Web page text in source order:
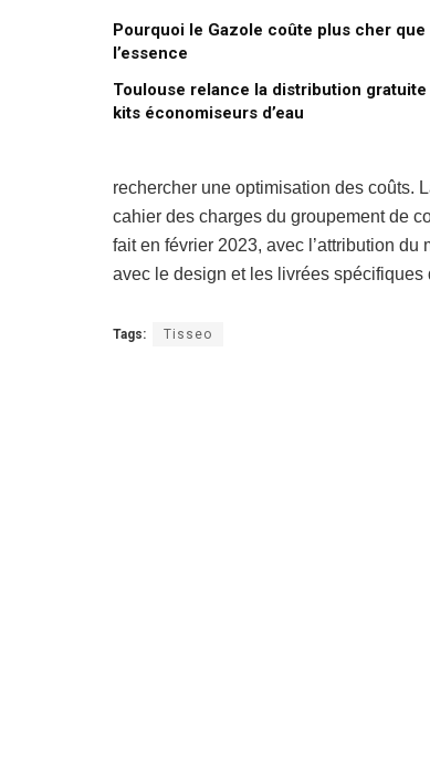
Pourquoi le Gazole coûte plus cher que
l’essence
Toulouse relance la distribution gratuite
kits économiseurs d’eau
rechercher une optimisation des coûts.
cahier des charges du groupement de
fait en février 2023, avec l’attribution
avec le design et les livrées
Tags: Tisseo